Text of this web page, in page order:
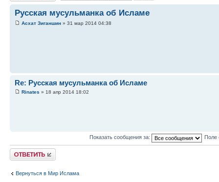
Русская мусульманка об Исламе
Асхат Зиганшин » 31 мар 2014 04:38
Re: Русская мусульманка об Исламе
Rinates » 18 апр 2014 18:02
Показать сообщения за: Поле
Ответить
Вернуться в Мир Ислама